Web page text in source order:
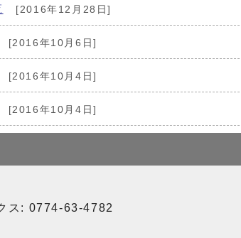
[2016年12月28日]
[2016年10月6日]
[2016年10月4日]
[2016年10月4日]
ス: 0774-63-4782